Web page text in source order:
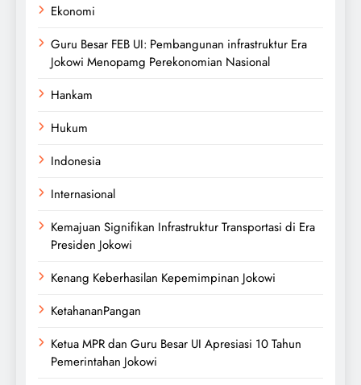
Ekonomi
Guru Besar FEB UI: Pembangunan infrastruktur Era
Jokowi Menopamg Perekonomian Nasional
Hankam
Hukum
Indonesia
Internasional
Kemajuan Signifikan Infrastruktur Transportasi di Era
Presiden Jokowi
Kenang Keberhasilan Kepemimpinan Jokowi
KetahananPangan
Ketua MPR dan Guru Besar UI Apresiasi 10 Tahun
Pemerintahan Jokowi